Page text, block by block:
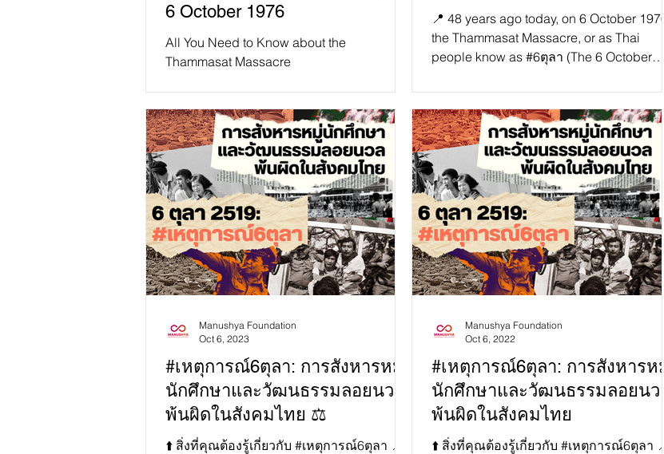
6 October 1976
All You Need to Know about the
Thammasat Massacre
Massacre, or...
📍 48 years ago today, on 6 October 1976,
the Thammasat Massacre, or as Thai
people know as #6ตุลา (The 6 October
#เหตุการณ์6ตุลา: การสังหารหมู่
นักศึกษาและวัฒนธรรมลอยนวล
พ้นผิดในสังคมไทย ⚖️
⬆️ สิ่งที่คุณต้องรู้เกี่ยวกับ #เหตุการณ์6ตุลา 📍
Manushya Foundation
Oct 6, 2023
#เหตุการณ์6ตุลา: การสังหารหมู่
นักศึกษาและวัฒนธรรมลอยนวล
พ้นผิดในสังคมไทย
⬆️ สิ่งที่คุณต้องรู้เกี่ยวกับ #เหตุการณ์6ตุลา 📍
Manushya Foundation
Oct 6, 2022